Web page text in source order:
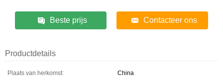
Beste prijs Contacteer ons
Productdetails
Plaats van herkomst:
China